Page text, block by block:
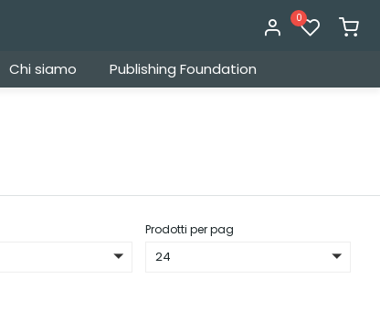
0
Chi siamo Publishing Foundation
Prodotti per pag
24